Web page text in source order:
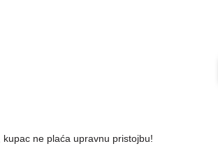
ne plaća upravnu pristojbu!